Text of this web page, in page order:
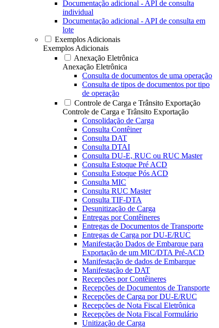
Documentação adicional - API de consulta
individual
Documentação adicional - API de consulta em
lote
Exemplos Adicionais
Exemplos Adicionais
Anexação Eletrônica
Anexação Eletrônica
Consulta de documentos de uma operação
Consulta de tipos de documentos por tipo
de operação
Controle de Carga e Trânsito Exportação
Controle de Carga e Trânsito Exportação
Consolidação de Carga
Consulta Contêiner
Consulta DAT
Consulta DTAI
Consulta DU-E, RUC ou RUC Master
Consulta Estoque Pré ACD
Consulta Estoque Pós ACD
Consulta MIC
Consulta RUC Master
Consulta TIF-DTA
Desunitização de Carga
Entregas por Contêineres
Entregas de Documentos de Transporte
Entregas de Carga por DU-E/RUC
Manifestação Dados de Embarque para
Exportação de um MIC/DTA Pré-ACD
Manifestação de dados de Embarque
Manifestação de DAT
Recepções por Contêineres
Recepções de Documentos de Transporte
Recepções de Carga por DU-E/RUC
Recepções de Nota Fiscal Eletrônica
Recepções de Nota Fiscal Formulário
Unitização de Carga